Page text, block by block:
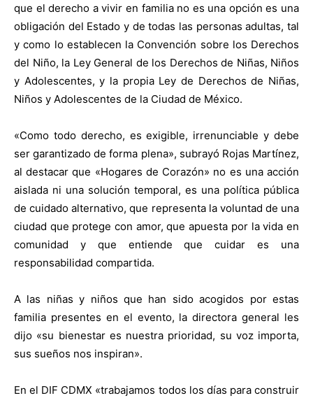
que el derecho a vivir en familia no es una opción es una
obligación del Estado y de todas las personas adultas, tal
y como lo establecen la Convención sobre los Derechos
del Niño, la Ley General de los Derechos de Niñas, Niños
y Adolescentes, y la propia Ley de Derechos de Niñas,
Niños y Adolescentes de la Ciudad de México.
«Como todo derecho, es exigible, irrenunciable y debe
ser garantizado de forma plena», subrayó Rojas Martínez,
al destacar que «Hogares de Corazón» no es una acción
aislada ni una solución temporal, es una política pública
de cuidado alternativo, que representa la voluntad de una
ciudad que protege con amor, que apuesta por la vida en
comunidad y que entiende que cuidar es una
responsabilidad compartida.
A las niñas y niños que han sido acogidos por estas
familia presentes en el evento, la directora general les
dijo «su bienestar es nuestra prioridad, su voz importa,
sus sueños nos inspiran».
En el DIF CDMX «trabajamos todos los días para construir